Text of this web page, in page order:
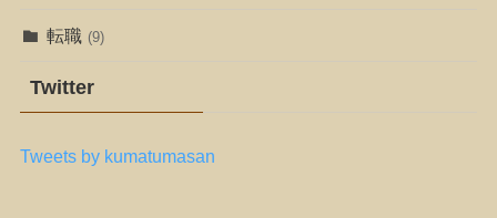
転職 (9)
Twitter
Tweets by kumatumasan